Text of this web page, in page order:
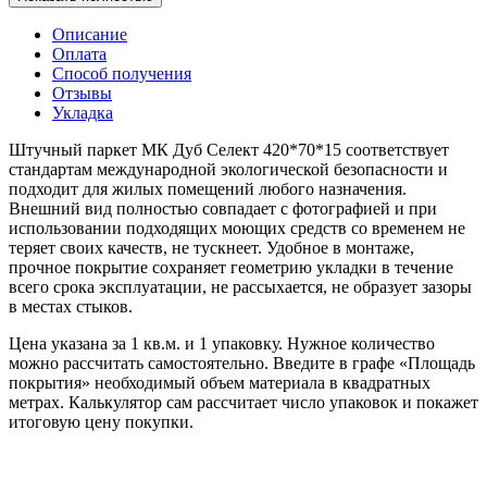
Описание
Оплата
Способ получения
Отзывы
Укладка
Штучный паркет МК Дуб Селект 420*70*15 соответствует
стандартам международной экологической безопасности и
подходит для жилых помещений любого назначения.
Внешний вид полностью совпадает с фотографией и при
использовании подходящих моющих средств со временем не
теряет своих качеств, не тускнеет. Удобное в монтаже,
прочное покрытие сохраняет геометрию укладки в течение
всего срока эксплуатации, не рассыхается, не образует зазоры
в местах стыков.
Цена указана за 1 кв.м. и 1 упаковку. Нужное количество
можно рассчитать самостоятельно. Введите в графе «Площадь
покрытия» необходимый объем материала в квадратных
метрах. Калькулятор сам рассчитает число упаковок и покажет
итоговую цену покупки.